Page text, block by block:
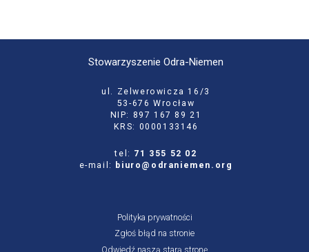
Stowarzyszenie Odra-Niemen
ul. Zelwerowicza 16/3
53-676 Wrocław
NIP: 897 167 89 21
KRS: 0000133146
tel: 71 355 52 02
e-mail:
biuro@odraniemen.org
Polityka prywatności
Zgłoś błąd na stronie
Odwiedź naszą starą stronę